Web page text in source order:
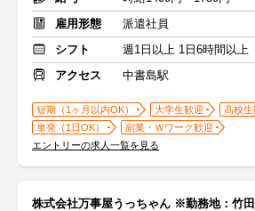
雇用形態
派遣社員
シフト
週1日以上 1日6時間以上
アクセス
中書島駅
短期（1ヶ月以内OK） 大学生歓迎
高校生
単発（1日OK）
副業・Ｗワーク歓迎
エントリーの求人一覧を見る
株式会社万事屋うっちゃん ※勤務地：竹